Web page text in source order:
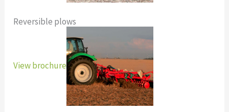
Reversible plows
View brochure